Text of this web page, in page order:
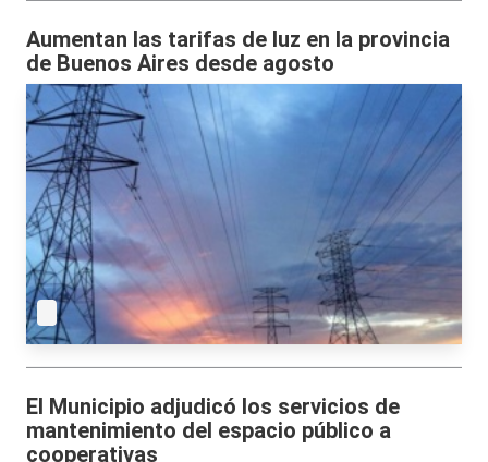
Aumentan las tarifas de luz en la provincia
de Buenos Aires desde agosto
El Municipio adjudicó los servicios de
mantenimiento del espacio público a
cooperativas